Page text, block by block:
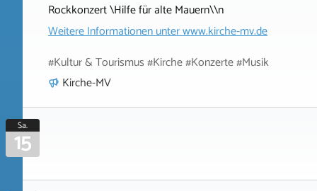
Rockkonzert \Hilfe für alte Mauern\\n
Weitere Informationen unterwww.kirche-mv.de
#Kultur & Tourismus #Kirche #Konzerte #Musik
Kirche-MV
Sa.
15